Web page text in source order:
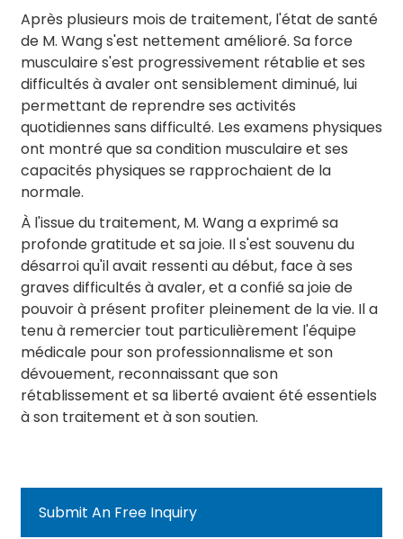
Après plusieurs mois de traitement, l'état de santé
de M. Wang s'est nettement amélioré. Sa force
musculaire s'est progressivement rétablie et ses
difficultés à avaler ont sensiblement diminué, lui
permettant de reprendre ses activités
quotidiennes sans difficulté. Les examens physiques
ont montré que sa condition musculaire et ses
capacités physiques se rapprochaient de la
normale.
À l'issue du traitement, M. Wang a exprimé sa
profonde gratitude et sa joie. Il s'est souvenu du
désarroi qu'il avait ressenti au début, face à ses
graves difficultés à avaler, et a confié sa joie de
pouvoir à présent profiter pleinement de la vie. Il a
tenu à remercier tout particulièrement l'équipe
médicale pour son professionnalisme et son
dévouement, reconnaissant que son
rétablissement et sa liberté avaient été essentiels
à son traitement et à son soutien.
Submit An Free Inquiry